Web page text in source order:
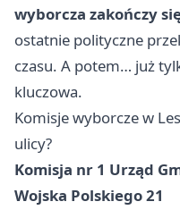
wyborcza zakończy
ostatnie polityczne
czasu. A potem… już
kluczowa.
Komisje wyborcze w
ulicy?
Komisja nr 1 Urząd
Wojska Polskiego 21